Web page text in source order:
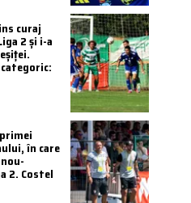
curaj
2 și i-a
în care
2. Costel